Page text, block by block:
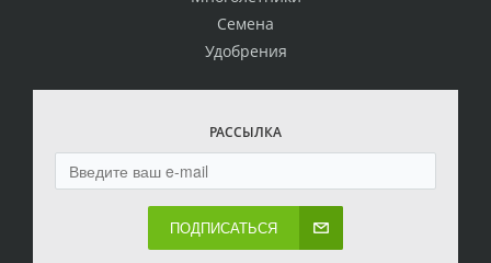
Семена
Удобрения
РАССЫЛКА
ПОДПИСАТЬСЯ